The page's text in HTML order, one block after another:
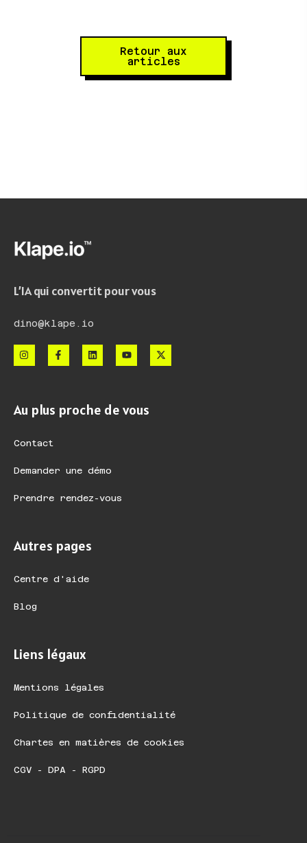
Retour aux
articles
L’IA qui convertit pour vous
dino@klape.io
Au plus proche de vous
Contact
Demander une démo
Prendre rendez-vous
Autres pages
Centre d'aide
Blog
Liens légaux
Mentions légales
Politique de confidentialité
Chartes en matières de cookies
CGV - DPA - RGPD